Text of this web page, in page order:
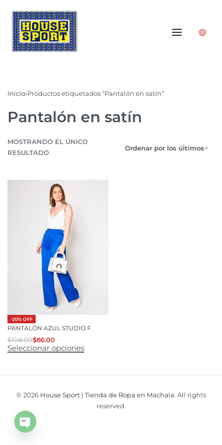
0
Inicio›Productos etiquetados “Pantalón en satín”
Pantalón en satín
MOSTRANDO EL ÚNICO
RESULTADO
Ordenar por los últimos
-20% OFF
PANTALÓN AZUL STUDIO F
$108.00$86.00
Seleccionar opciones
© 2026 House Sport | Tienda de Ropa en Machala. All rights
reserved.
Open